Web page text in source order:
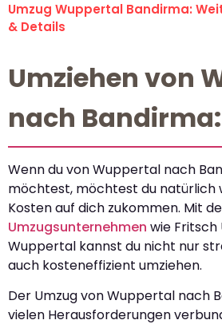
Umzug Wuppertal Bandirma:
& Details
Umziehen von
nach
Wenn du von Wuppertal nach
möchtest, möchtest du natürlich
Kosten auf dich zukommen. Mit
Umzugsunternehmen wie Fritsch
Wuppertal kannst du nicht nur
auch kosteneffizient umziehen.
Der Umzug von Wuppertal nach
vielen Herausforderungen